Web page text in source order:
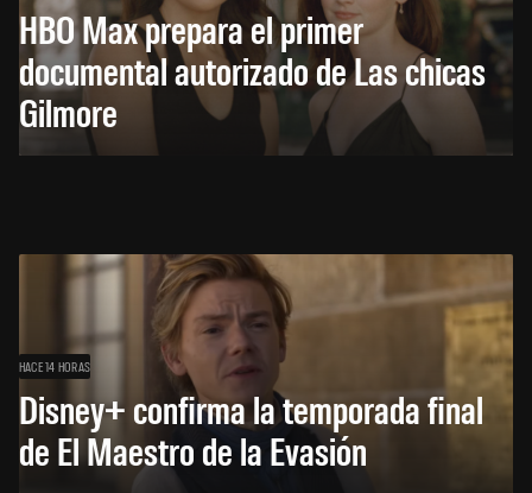
HBO Max prepara el primer
documental autorizado de Las chicas
Gilmore
HACE 14 HORAS
Disney+ confirma la temporada final
de El Maestro de la Evasión